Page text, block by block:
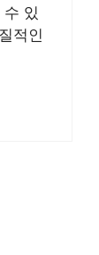
있
적인